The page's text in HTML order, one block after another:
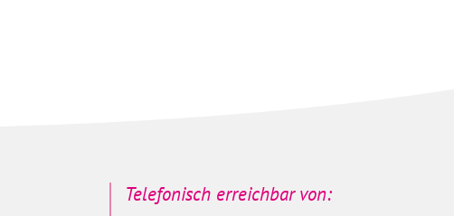
Telefonisch erreichbar von: